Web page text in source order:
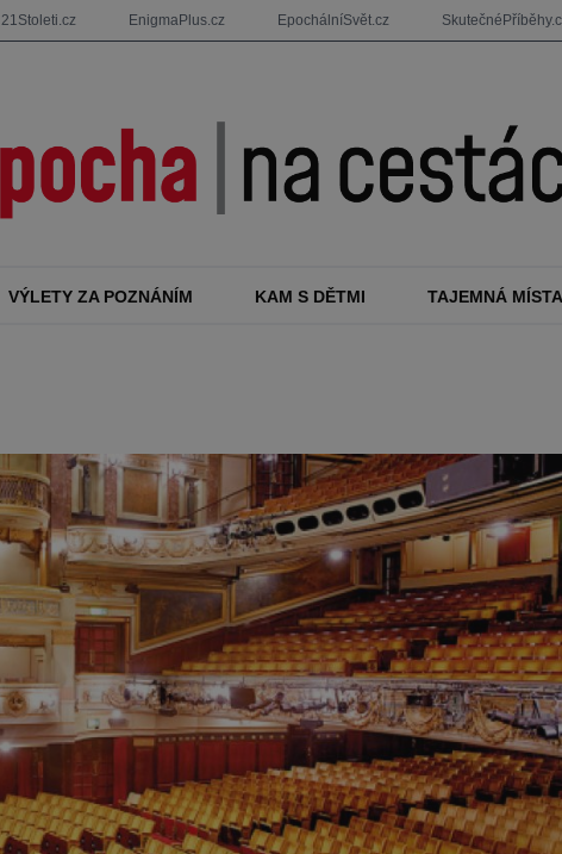
21Stoleti.cz EnigmaPlus.cz EpochálníSvět.cz
VÝLETY ZA POZNÁNÍM KAM S DĚTMI TAJEMNÁ MÍSTA